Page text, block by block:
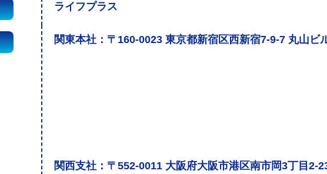
ライフプラス
関東本社：〒160-0023 東京都新宿区西新宿7-9-7 丸山ビ
関西支社：〒552-0011 大阪府大阪市港区南市岡3丁目2-